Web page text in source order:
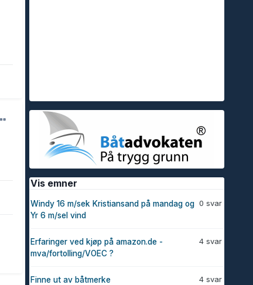
Vis emner
0 svar
Windy 16 m/sek Kristiansand på mandag og
Yr 6 m/sel vind
4 svar
Erfaringer ved kjøp på amazon.de -
mva/fortolling/VOEC ?
4 svar
Finne ut av båtmerke